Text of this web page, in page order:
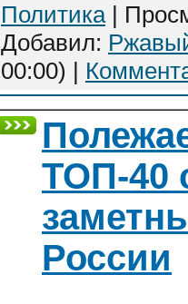
Политика|
Добавил:
00:00) |
ТОП-40
России